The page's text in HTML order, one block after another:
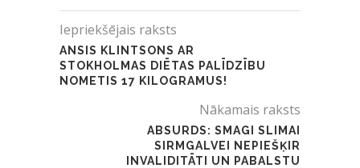
Iepriekšējais raksts
ANSIS KLINTSONS AR
STOKHOLMAS DIĒTAS PALĪDZĪBU
NOMETIS 17 KILOGRAMUS!
Nākamais raksts
ABSURDS: SMAGI SLIMAI
SIRMGALVEI NEPIEŠĶIR
INVALIDITĀTI UN PABALSTU